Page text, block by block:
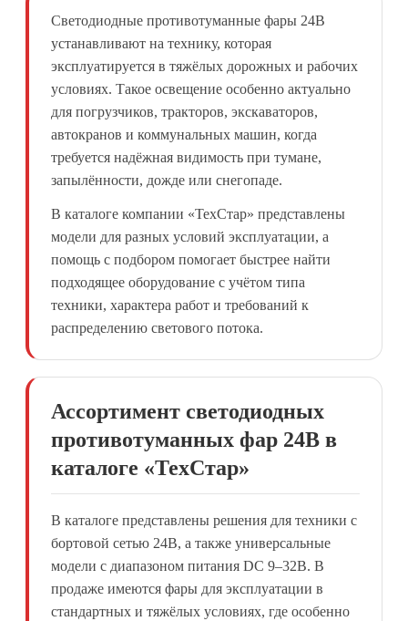
Светодиодные противотуманные фары 24В
устанавливают на технику, которая
эксплуатируется в тяжёлых дорожных и рабочих
условиях. Такое освещение особенно актуально
для погрузчиков, тракторов, экскаваторов,
автокранов и коммунальных машин, когда
требуется надёжная видимость при тумане,
запылённости, дожде или снегопаде.
В каталоге компании «ТехСтар» представлены
модели для разных условий эксплуатации, а
помощь с подбором помогает быстрее найти
подходящее оборудование с учётом типа
техники, характера работ и требований к
распределению светового потока.
Ассортимент светодиодных
противотуманных фар 24В в
каталоге «ТехСтар»
В каталоге представлены решения для техники с
бортовой сетью 24В, а также универсальные
модели с диапазоном питания DC 9–32В. В
продаже имеются фары для эксплуатации в
стандартных и тяжёлых условиях, где особенно